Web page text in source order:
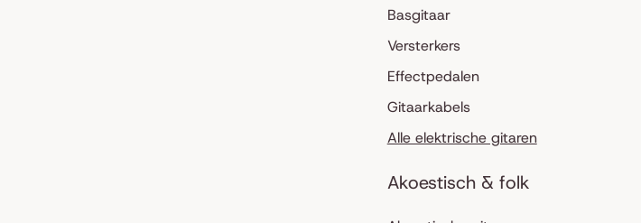
Basgitaar
Versterkers
Effectpedalen
Gitaarkabels
Alle elektrische gitaren
Akoestisch & folk